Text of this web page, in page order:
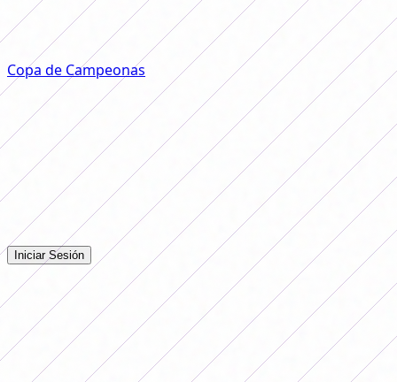
internacionalmente a nivel clubes. Y es que Corinthians,
por quedarse con el título, tendrá la oportunidad de
enfrentarse a las mejores de otros continentes en la
Copa de Campeonas , que tendrá su inauguración en el
año próximo.
Comentarios
Iniciá sesión para dejar tu comentario en la nota.
Iniciar Sesión
Todavía no hay comentarios. ¡Sé el primero en opinar!
Publicidad